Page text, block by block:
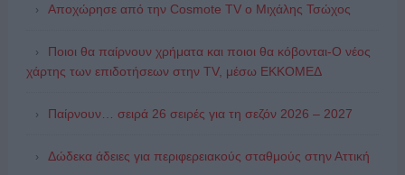
Αποχώρησε από την Cosmote TV o Μιχάλης Τσώχος
Ποιοι θα παίρνουν χρήματα και ποιοι θα κόβονται-Ο νέος
χάρτης των επιδοτήσεων στην TV, μέσω ΕΚΚΟΜΕΔ
Παίρνουν… σειρά 26 σειρές για τη σεζόν 2026 – 2027
Δώδεκα άδειες για περιφερειακούς σταθμούς στην Αττική